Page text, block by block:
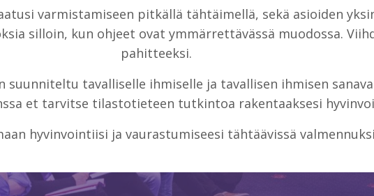
varmistamiseen pitkällä tähtäimellä, sekä asioiden
silloin, kun ohjeet ovat ymmärrettävässä muodossa.
pahitteeksi.
suunniteltu tavalliselle ihmiselle ja tavallisen ihmisen
et tarvitse tilastotieteen tutkintoa rakentaaksesi
hyvinvointiisi ja vaurastumiseesi tähtäävissä